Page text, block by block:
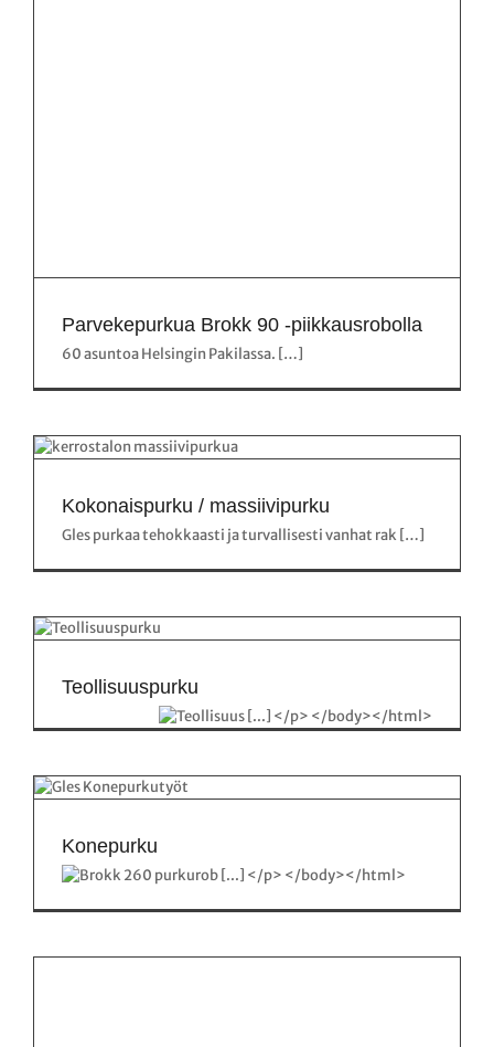
Parvekepurkua Brokk 90 -piikkausrobolla
60 asuntoa Helsingin Pakilassa. […]
Kokonaispurku / massiivipurku
Gles purkaa tehokkaasti ja turvallisesti vanhat rak […]
Teollisuuspurku
Konepurku